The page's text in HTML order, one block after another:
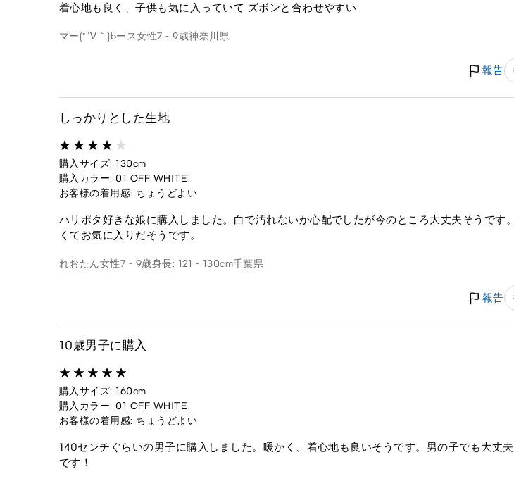
着心地も良く、子供も気に入っていて ズボンと合わせやすい
マー(*´∀｀)bース女性7 - 9歳神奈川県
報告
しっかりとした生地
購入サイズ: 130cm
購入カラー: 01 OFF WHITE
お客様の着用感: ちょうどよい
ハリポタ好きな娘に購入しました。白で汚れないか心配でしたが今のところ大丈夫そうです
くてお気に入りだそうです。
れおたん女性7 - 9歳身長: 121 - 130cm千葉県
報告
10歳男子に購入
購入サイズ: 160cm
購入カラー: 01 OFF WHITE
お客様の着用感: ちょうどよい
140センチぐらいの男子に購入しました。暖かく、着心地も良いそうです。男の子でも大丈
です！